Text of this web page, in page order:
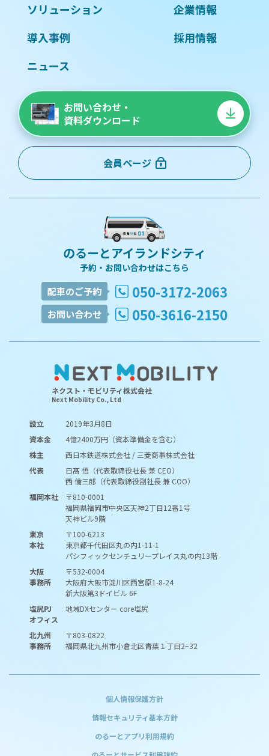
ソリューション
導入事例
ニュース
企業情報
採用情報
お問い合わせ・
資料ダウンロード
会員ページ
のるーとアイランドシティ
予約・お問い合わせはこちら
配車のご予約 050-3172-2063
お問い合わせ 050-3616-2150
ネクスト・モビリティ株式会社
Next Mobility Co., Ltd
設立
2019年3月8日
資本金
4億2400万円（資本準備金を含む）
株主
西日本鉄道株式会社 / 三菱商事株式会社
代表
日髙 悟（代表取締役社長 兼 CEO）
西 倫三郎（代表取締役副社長 兼 COO）
福岡本社
〒810-0001
福岡県福岡市中央区天神2丁目12番1号
天神ビル9階
東京
本社
〒100-6213
東京都千代田区丸の内1-11-1
パシフィックセンチュリープレイス丸の内13階
大阪
事務所
〒532-0004
大阪府大阪市淀川区西宮原1-8-24
新大阪第3ドイビル 6F
塩尻PJ
オフィス
地域DXセンター core塩尻
北九州
事務所
〒803-0822
福岡県北九州市小倉北区青葉１丁目2−32
個人情報保護方針
情報セキュリティ基本方針
のるーとアプリ利用規約